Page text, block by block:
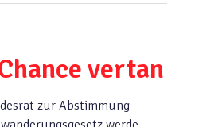
vertan
zur Abstimmung